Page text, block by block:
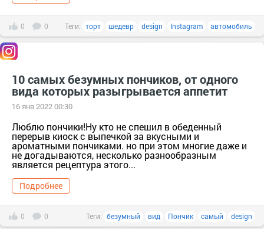
0 0 Теги: торт шедевр design Instagram автомобиль
10 самых безумных пончиков, от одного
вида которых разыгрывается аппетит
16 янв 2022 00:30
Люблю пончики!Ну кто не спешил в обеденный
перерыв киоск с выпечкой за вкусными и
ароматными пончиками. но при этом многие даже и
не догадываются, несколько разнообразным
является рецептура этого...
Подробнее
0 0 Теги: безумный вид Пончик самый design